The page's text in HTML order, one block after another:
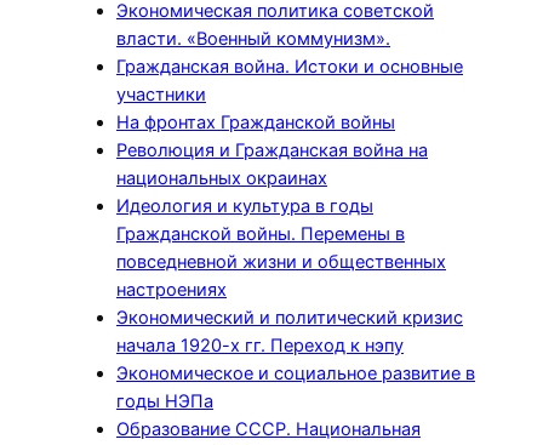
Экономическая политика советской
власти. «Военный коммунизм».
Гражданская война. Истоки и основные
участники
На фронтах Гражданской войны
Революция и Гражданская война на
национальных окраинах
Идеология и культура в годы
Гражданской войны. Перемены в
повседневной жизни и общественных
настроениях
Экономический и политический кризис
начала 1920-х гг. Переход к нэпу
Экономическое и социальное развитие в
годы НЭПа
Образование СССР. Национальная